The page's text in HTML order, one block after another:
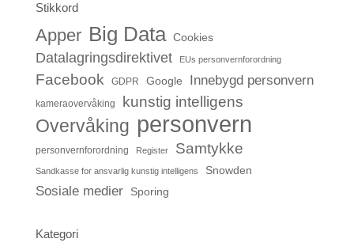
Stikkord
Apper Big Data Cookies
Datalagringsdirektivet EUs personvernforordning
Facebook GDPR Google Innebygd personvern
kameraovervåking kunstig intelligens
Overvåking personvern
personvernforordning Register Samtykke
Sandkasse for ansvarlig kunstig intelligens Snowden
Sosiale medier Sporing
Kategori